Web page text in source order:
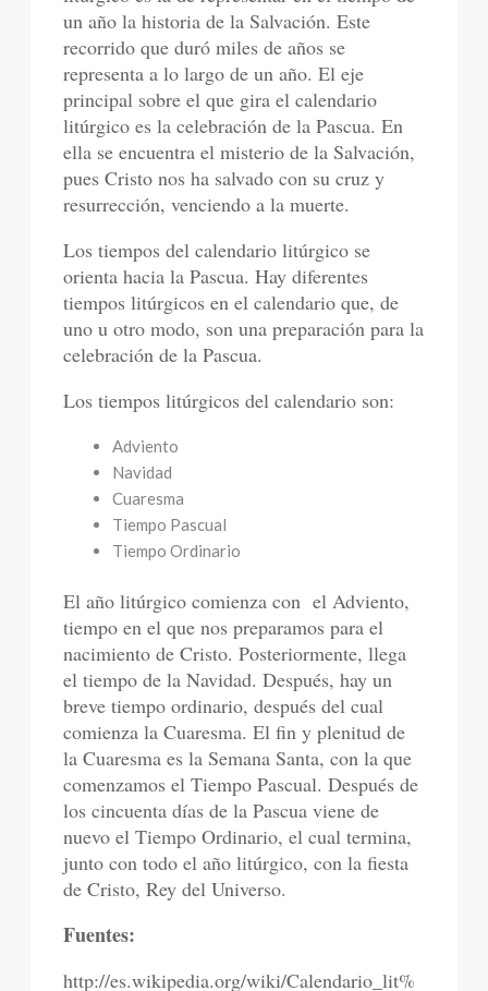
un año la historia de la Salvación. Este
recorrido que duró miles de años se
representa a lo largo de un año. El eje
principal sobre el que gira el calendario
litúrgico es la celebración de la Pascua. En
ella se encuentra el misterio de la Salvación,
pues Cristo nos ha salvado con su cruz y
resurrección, venciendo a la muerte.
Los tiempos del calendario litúrgico se
orienta hacia la Pascua. Hay diferentes
tiempos litúrgicos en el calendario que, de
uno u otro modo, son una preparación para la
celebración de la Pascua.
Los tiempos litúrgicos del calendario son:
Adviento
Navidad
Cuaresma
Tiempo Pascual
Tiempo Ordinario
El año litúrgico comienza con el Adviento,
tiempo en el que nos preparamos para el
nacimiento de Cristo. Posteriormente, llega
el tiempo de la Navidad. Después, hay un
breve tiempo ordinario, después del cual
comienza la Cuaresma. El fin y plenitud de
la Cuaresma es la Semana Santa, con la que
comenzamos el Tiempo Pascual. Después de
los cincuenta días de la Pascua viene de
nuevo el Tiempo Ordinario, el cual termina,
junto con todo el año litúrgico, con la fiesta
de Cristo, Rey del Universo.
Fuentes:
http://es.wikipedia.org/wiki/Calendario_lit%